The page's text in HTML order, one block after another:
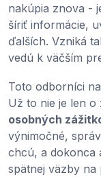
nakúpia znova -
šíriť informácie,
ďalších. Vzniká
vedú k väčším
Toto odborníci
Už to nie je len o
osobných
výnimočné,
chcú, a dokonca
spätnej väzby